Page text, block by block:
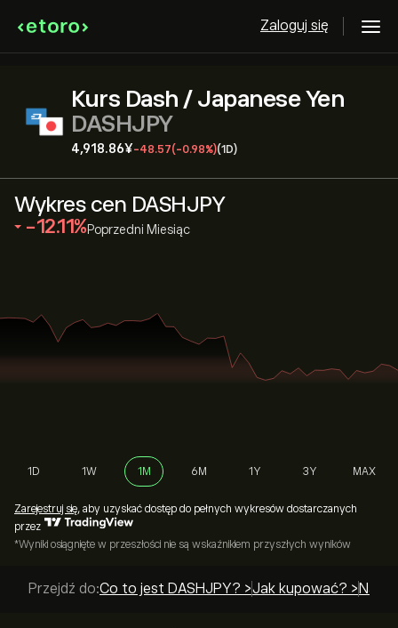
Zaloguj się
Kurs Dash / Japanese Yen
DASHJPY
4,918.86‎¥‎-48.57(-0.98%)(1D)
Wykres cen DASHJPY
‎-12.11‎ Poprzedni Miesiąc
1D 1W 1M 6M 1Y 3Y MAX
Zarejestruj się, aby uzyskać dostęp do pełnych wykresów dostarczanych
przez
*Wyniki osiągnięte w przeszłości nie są wskaźnikiem przyszłych wyników
Przejdź do:Co to jest DASHJPY? >Jak kupować? >